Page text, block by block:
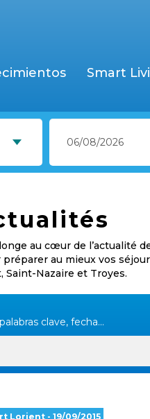
Smart
au cœur de l’actualité
au mieux vos
Saint-Nazaire et Troyes.
clave, fecha...
Lorient - 19/09/2015